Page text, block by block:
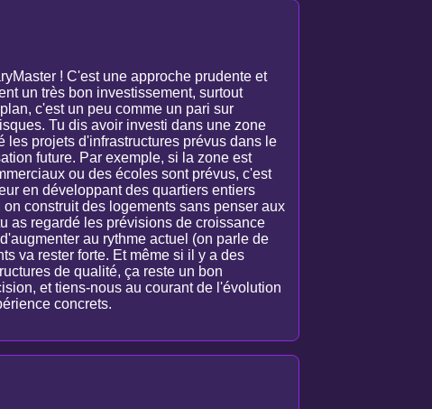
! C'est une approche prudente et
un très bon investissement, surtout
c'est un peu comme un pari sur
Tu dis avoir investi dans une zone
les projets d'infrastructures prévus dans le
future. Par exemple, si la zone est
ou des écoles sont prévus, c'est
en développant des quartiers entiers
construit des logements sans penser aux
as regardé les prévisions de croissance
au rythme actuel (on parle de
va rester forte. Et même si il y a des
de qualité, ça reste un bon
et tiens-nous au courant de l'évolution
concrets.